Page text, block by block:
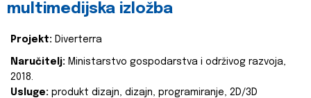
multimedijska izložba
Projekt: Diverterra
Naručitelj: Ministarstvo gospodarstva i održivog razvoja,
2018.
Usluge: produkt dizajn, dizajn, programiranje, 2D/3D